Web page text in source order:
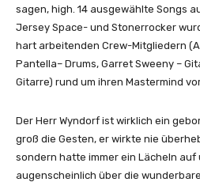
sagen, high. 14 ausgewählte Songs
Jersey Space- und Stonerrocker
hart arbeitenden Crew-Mitgliedern
Pantella– Drums, Garret Sweeny –
Gitarre) rund um ihren Mastermind
Der Herr Wyndorf ist wirklich ein
groß die Gesten, er wirkte nie
sondern hatte immer ein Lächeln auf
augenscheinlich über die